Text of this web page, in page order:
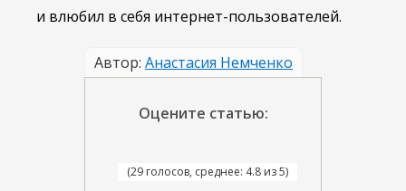
и влюбил в себя интернет-пользователей.
Автор: Анастасия Немченко
Оцените статью:
(29 голосов, среднее: 4.8 из 5)